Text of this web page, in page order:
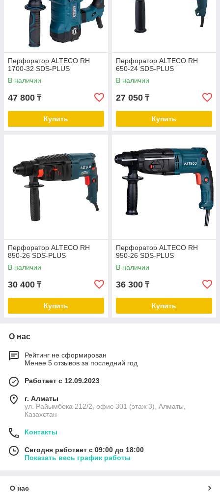
Перфоратор ALTECO RH
1700-32 SDS-PLUS
В наличии
47 800 ₸
Купить
Перфоратор ALTECO RH
650-24 SDS-PLUS
В наличии
27 050 ₸
Купить
Перфоратор ALTECO RH
850-26 SDS-PLUS
В наличии
30 400 ₸
Купить
Перфоратор ALTECO RH
950-26 SDS-PLUS
В наличии
36 300 ₸
Купить
О нас
Рейтинг не сформирован
Менее 5 отзывов за последний год
Работает с 12.09.2023
г. Алматы
ул. Райымбека 212/2, офис 301 (этаж 3), Алматы,
Казахстан
Контакты
Сегодня работает с 09:00 до 18:00
Показать весь график работы
О нас